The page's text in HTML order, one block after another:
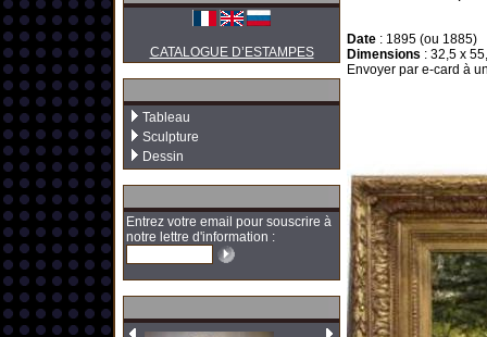
CATALOGUE D’ESTAMPES
Tableau
Sculpture
Dessin
Entrez votre email pour souscrire à
notre lettre d'information :
Date : 1895 (ou 1885)
Dimensions : 32,5 x
Envoyer par e-card à